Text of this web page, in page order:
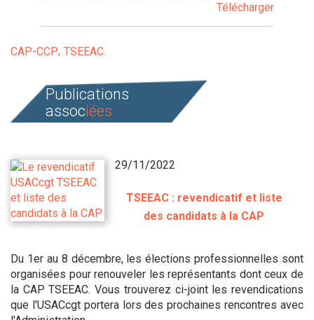
Télécharger
CAP-CCP TSEEAC
Publications
associées
29/11/2022
TSEEAC : revendicatif et liste
des candidats à la CAP
Du 1er au 8 décembre, les élections professionnelles sont
organisées pour renouveler les représentants dont ceux de
la CAP TSEEAC. Vous trouverez ci-joint les revendications
que l'USACcgt portera lors des prochaines rencontres avec